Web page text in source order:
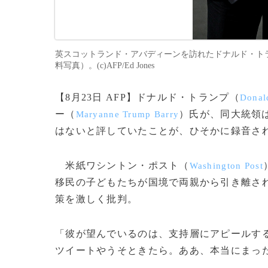
英スコットランド・アバディーンを訪れたドナルド・
料写真）。(c)AFP/Ed Jones
【8月23日 AFP】ドナルド・トランプ（
ー（ Maryanne Trump Barry）氏が、同大統領
はないと評していたことが、ひそかに録音さ
米紙ワシントン・ポスト（ Washington Post
移民の子どもたちが国境で両親から引き離
策を激しく批判。
「彼が望んでいるのは、支持層にアピール
ツイートやうそときたら。ああ、本当にまっ